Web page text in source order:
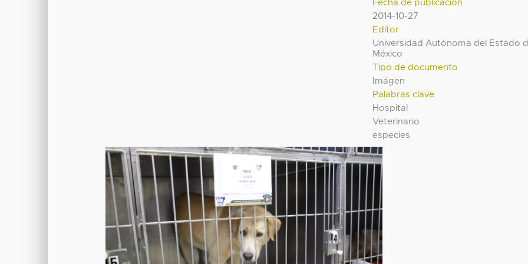
Fecha de publicación
2014-10-27
Editor
Universidad Autónoma del Estado
México
Tipo de documento
Imágen
Palabras clave
Hospital
Veterinario
especies